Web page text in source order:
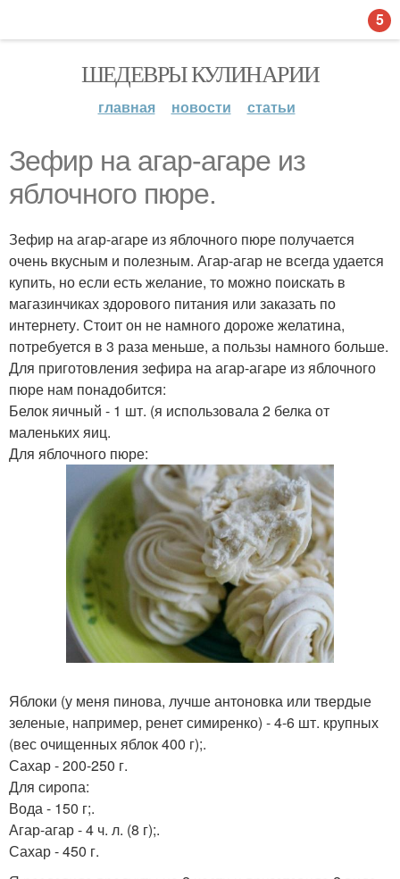
ШЕДЕВРЫ КУЛИНАРИИ
главная новости статьи
Зефир на агар-агаре из
яблочного пюре.
Зефир на агар-агаре из яблочного пюре получается
очень вкусным и полезным. Агар-агар не всегда удается
купить, но если есть желание, то можно поискать в
магазинчиках здорового питания или заказать по
интернету. Стоит он не намного дороже желатина,
потребуется в 3 раза меньше, а пользы намного больше.
Для приготовления зефира на агар-агаре из яблочного
пюре нам понадобится:
Белок яичный - 1 шт. (я использовала 2 белка от
маленьких яиц.
Для яблочного пюре:
Яблоки (у меня пинова, лучше антоновка или твердые
зеленые, например, ренет симиренко) - 4-6 шт. крупных
(вес очищенных яблок 400 г);.
Сахар - 200-250 г.
Для сиропа:
Вода - 150 г;.
Агар-агар - 4 ч. л. (8 г);.
Сахар - 450 г.
5